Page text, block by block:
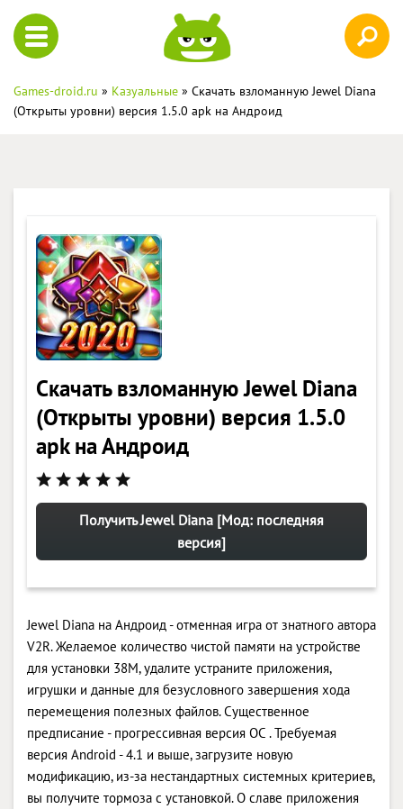
Games-droid.ru » Казуальные » Скачать взломанную Jewel Diana
(Открыты уровни) версия 1.5.0 apk на Андроид
Скачать взломанную Jewel Diana
(Открыты уровни) версия 1.5.0
apk на Андроид
Получить Jewel Diana [Мод: последняя
версия]
Jewel Diana на Андроид - отменная игра от знатного автора
V2R. Желаемое количество чистой памяти на устройстве
для установки 38M, удалите устраните приложения,
игрушки и данные для безусловного завершения хода
перемещения полезных файлов. Существенное
предписание - прогрессивная версия ОС . Требуемая
версия Android - 4.1 и выше, загрузите новую
модификацию, из-за нестандартных системных критериев,
вы получите тормоза с установкой. О славе приложения